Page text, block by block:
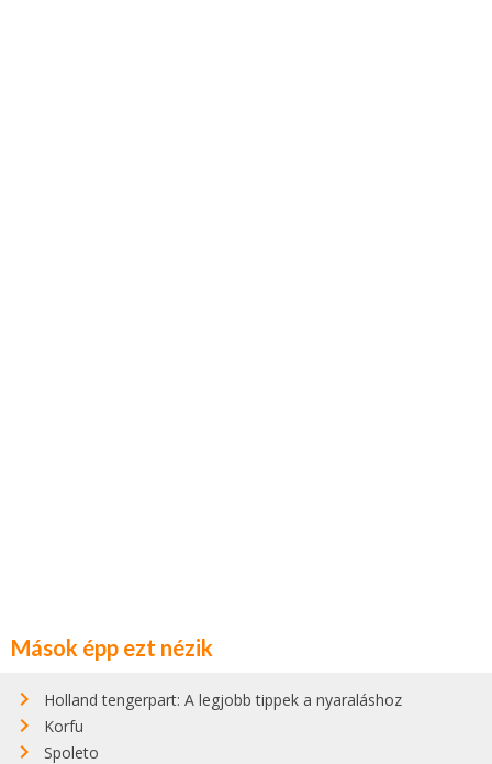
Mások épp ezt nézik
Holland tengerpart: A legjobb tippek a nyaraláshoz
Korfu
Spoleto